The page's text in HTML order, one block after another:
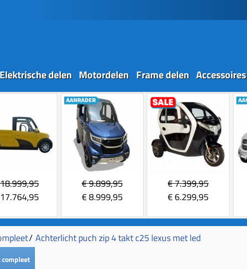
Elektrische delen Motordelen Frame delen Accessoires
18.999,95
17.764,95
€9.899,95
€8.999,95
€7.399,95
€6.299,95
/ Achterlicht puch zip 4 takt c25 lexus met led
compleet